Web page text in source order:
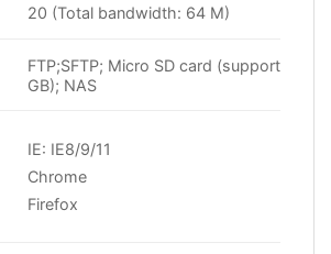
20 (Total bandwidth: 64 M)
FTP;SFTP; Micro SD card (support max.
GB); NAS
IE: IE8/9/11
Chrome
Firefox